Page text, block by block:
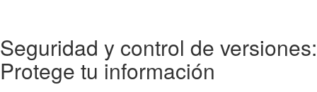
Seguridad y control de versiones:
Protege tu información